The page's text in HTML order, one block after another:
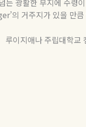
는 광활한 부지에 수령
의 거주지가 있을 만